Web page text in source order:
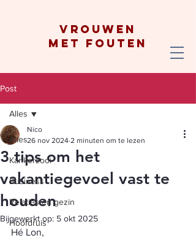
vrouwen
met fouten
Post
Alles
Kankerzooi
Business
Relaties en gezin
Hoofdruis
Alles
3 tips om het
vakantiegevoel vast te
houden
Nico
26 nov 2024 2 minuten om te lezen
Bijgewerkt op: 5 okt 2025
Hé Lon,